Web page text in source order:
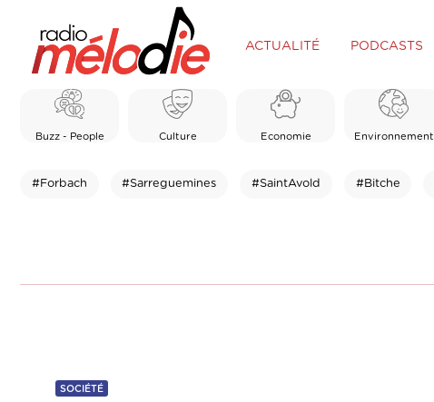
ACTUALITÉ PODCASTS
Buzz - People Culture Economie Environnement
#Forbach #Sarreguemines #SaintAvold #Bitche
SOCIÉTÉ